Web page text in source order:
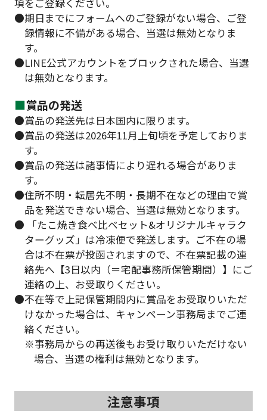
●期日までにフォームへのご登録がない場合、ご登
録情報に不備がある場合、当選は無効となりま
す。
●LINE公式アカウントをブロックされた場合、当選
は無効となります。
■賞品の発送
●賞品の発送先は日本国内に限ります。
●賞品の発送は2026年11月上旬頃を予定しておりま
す。
●賞品の発送は諸事情により遅れる場合がありま
す。
●住所不明・転居先不明・長期不在などの理由で賞
品を発送できない場合、当選は無効となります。
● 「たこ焼き食べ比べセット&オリジナルキャラク
ターグッズ」は冷凍便で発送します。ご不在の場
合は不在票が投函されますので、不在票記載の連
絡先へ【3日以内（＝宅配事務所保管期間）】にご
連絡の上、お受取りください。
●不在等で上記保管期間内に賞品をお受取りいただ
けなかった場合は、キャンペーン事務局までご連
絡ください。
※事務局からの再送後もお受け取りいただけない
場合、当選の権利は無効となります。
注意事項